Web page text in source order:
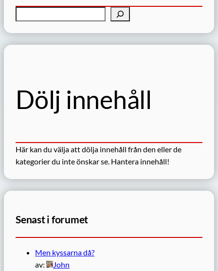
ö
Dölj innehåll
Här kan du välja att dölja innehåll från den eller de
kategorier du inte önskar se. Hantera innehåll!
Senast i forumet
Men kyssarna då?
av:
John